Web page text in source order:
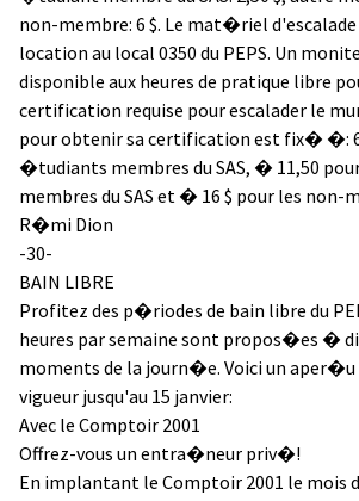
non-membre: 6 $. Le mat�riel
location au local 0350 du PEPS. Un
disponible aux heures de pratique libre
certification requise pour escalader le
pour obtenir sa certification est fix� �:
�tudiants membres du SAS, � 11,50
membres du SAS et � 16 $ pour les non-
R�mi Dion
-30-
BAIN LIBRE
Profitez des p�riodes de bain libre du
heures par semaine sont propos�es �
moments de la journ�e. Voici un aper�u
vigueur jusqu'au 15 janvier:
Avec le Comptoir 2001
Offrez-vous un entra�neur priv�!
En implantant le Comptoir 2001 le mois